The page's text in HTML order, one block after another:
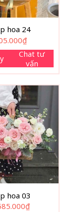
hoa 24
₫
Chat tư
vấn
hoa 03
₫